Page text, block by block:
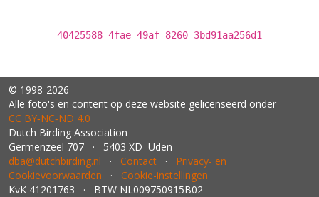
40425588-4fae-49af-8260-3bd91aa256d1
© 1998-2026
Alle foto's en content op deze website gelicenseerd onder
CC BY‑NC‑ND 4.0
Dutch Birding Association
Germenzeel 707 · 5403 XD Uden
dba@dutchbirding.nl · Contact · Privacy- en
Cookievoorwaarden · Cookie-instellingen
KvK 41201763 · BTW NL009750915B02